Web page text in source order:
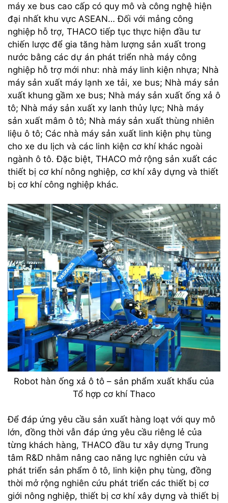
máy xe bus cao cấp có quy mô và công nghệ hiện
đại nhất khu vực ASEAN… Đối với mảng công
nghiệp hỗ trợ, THACO tiếp tục thực hiện đầu tư
chiến lược để gia tăng hàm lượng sản xuất trong
nước bằng các dự án phát triển nhà máy công
nghiệp hỗ trợ mới như: nhà máy linh kiện nhựa; Nhà
máy sản xuất máy lạnh xe tải, xe bus; Nhà máy sản
xuất khung gầm xe bus; Nhà máy sản xuất ống xả ô
tô; Nhà máy sản xuất xy lanh thủy lực; Nhà máy
sản xuất mâm ô tô; Nhà máy sản xuất thùng nhiên
liệu ô tô; Các nhà máy sản xuất linh kiện phụ tùng
cho xe du lịch và các linh kiện cơ khí khác ngoài
ngành ô tô. Đặc biệt, THACO mở rộng sản xuất các
thiết bị cơ khí nông nghiệp, cơ khí xây dựng và thiết
bị cơ khí công nghiệp khác.
Robot hàn ống xả ô tô – sản phẩm xuất khẩu của
Tổ hợp cơ khí Thaco
Để đáp ứng yêu cầu sản xuất hàng loạt với quy mô
lớn, đồng thời vẫn đáp ứng yêu cầu riêng lẻ của
từng khách hàng, THACO đầu tư xây dựng Trung
tâm R&D nhằm nâng cao năng lực nghiên cứu và
phát triển sản phẩm ô tô, linh kiện phụ tùng, đồng
thời mở rộng nghiên cứu phát triển các thiết bị cơ
giới nông nghiệp, thiết bị cơ khí xây dựng và thiết bị